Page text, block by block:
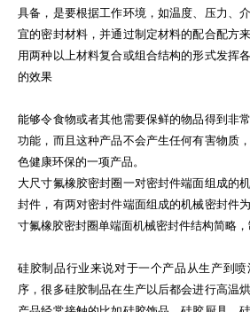
具备，是要根据工作环境，如温度、压力、
宜的密封材料，并通过制定材料的配合配方
用两种以上材料复合或组合结构的形式发挥
的效果
能够令食物或者其他需要保鲜的物品得到非
功能，而且这种产品不会产生任何有害物质
色健康环保的一项产品。
大尺寸氟橡胶密封圈一对密封件端面组成的
封件，有两对密封件端面组成的机械密封件
寸氟橡胶密封圈单端面机械密封件结构简略
硅胶制品行业来说对于一个产品从生产到
序，很多硅胶制品在生产以后都会进行高温